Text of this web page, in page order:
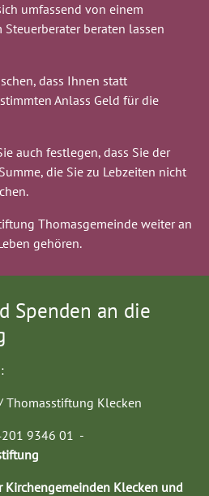
umfassend von einem
beraten lassen
dass Ihnen statt
Anlass Geld für die
auch festlegen, dass Sie der
die Sie zu Lebzeiten nicht
Thomasgemeinde weiter an
gehören.
Spenden an die
Thomasstiftung Klecken
9346 01 -
Kirchengemeinden Klecken und